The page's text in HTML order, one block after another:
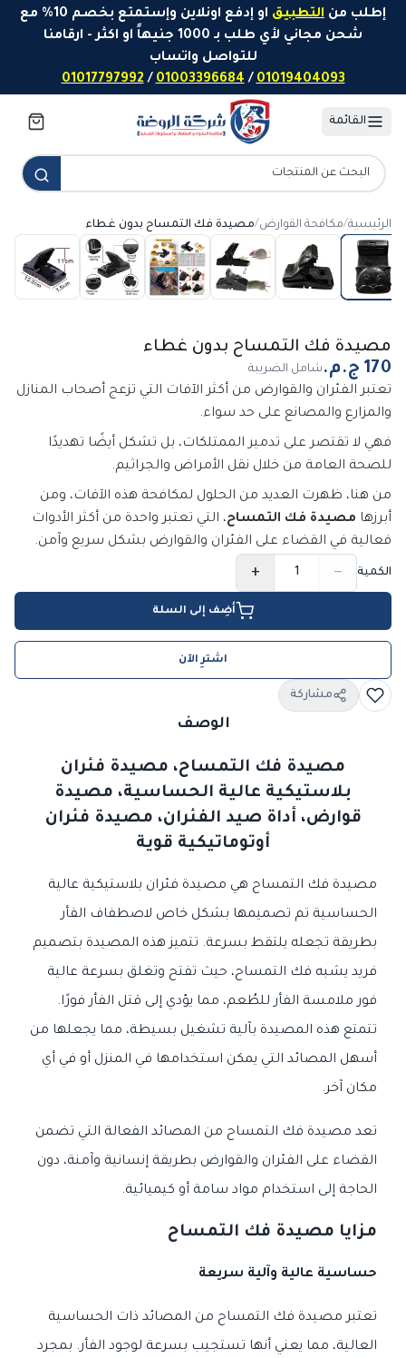
تخطَّ إلى المحتوى
إطلب من التطبيق
او إدفع اونلاين وإستمتع بخصم 10% مع
شحن مجاني لأي طلب بـ 1000 جنيهاً او اكثر - ارقامنا
للتواصل واتساب
01019404093
/
01003396684
/
01017797992
القائمة
الرئيسية/مكافحة القوارض/مصيدة فك التمساح بدون غطاء
مصيدة فك التمساح بدون غطاء
شامل الضريبة
تعتبر الفئران والقوارض من أكثر الآفات التي تزعج أصحاب المنازل
والمزارع والمصانع على حد سواء.
فهي لا تقتصر على تدمير الممتلكات، بل تشكل أيضًا تهديدًا
للصحة العامة من خلال نقل الأمراض والجراثيم.
من هنا، ظهرت العديد من الحلول لمكافحة هذه الآفات، ومن
أبرزها مصيدة فك التمساح، التي تعتبر واحدة من أكثر الأدوات
فعالية في القضاء على الفئران والقوارض بشكل سريع وآمن.
الكمية −
+
أضِف إلى السلة
اشترِ الآن
مشاركة
الوصف
مصيدة فك التمساح، مصيدة فئران
بلاستيكية عالية الحساسية، مصيدة
قوارض، أداة صيد الفئران، مصيدة فئران
أوتوماتيكية قوية
مصيدة فك التمساح هي مصيدة فئران بلاستيكية عالية
الحساسية تم تصميمها بشكل خاص لاصطفاف الفأر
بطريقة تجعله يلتقط بسرعة. تتميز هذه المصيدة بتصميم
فريد يشبه فك التمساح، حيث تفتح وتغلق بسرعة عالية
فور ملامسة الفأر للطُعم، مما يؤدي إلى قتل الفأر فورًا.
تتمتع هذه المصيدة بآلية تشغيل بسيطة، مما يجعلها من
أسهل المصائد التي يمكن استخدامها في المنزل أو في أي
مكان آخر.
تعد مصيدة فك التمساح من المصائد الفعالة التي تضمن
القضاء على الفئران والقوارض بطريقة إنسانية وآمنة، دون
الحاجة إلى استخدام مواد سامة أو كيميائية.
مزايا مصيدة فك التمساح
حساسية عالية وآلية سريعة
تعتبر مصيدة فك التمساح من المصائد ذات الحساسية
العالية، مما يعني أنها تستجيب بسرعة لوجود الفأر. بمجرد